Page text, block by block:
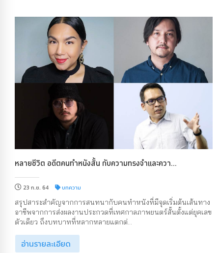
หลายชีวิต อดีตคนทำหนังสั้น กับความทรงจำและควา...
23 ก.ย. 64 บทความ
สรุปสาระสำคัญจากการสนทนากับคนทำหนังที่มีจุดเริ่มต้นเส้นทาง
อาชีพจากการส่งผลงานประกวดที่เทศกาลภาพยนตร์สั้นตั้งแต่ยุคเลข
ตัวเดียว ถึงบทบาทที่หลากหลายแตกต่...
อ่านรายละเอียด